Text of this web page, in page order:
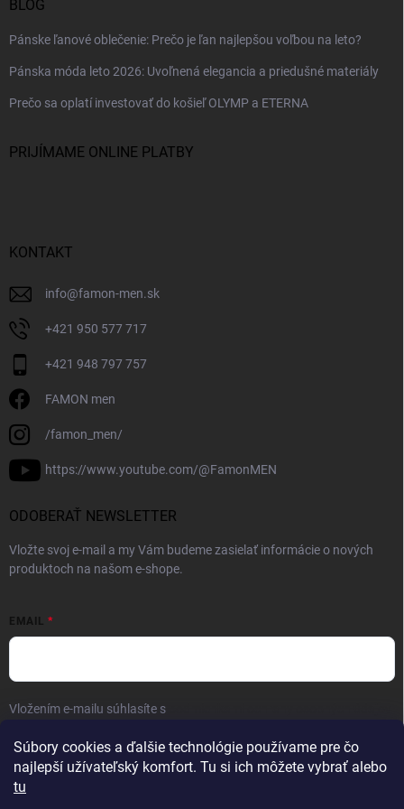
Súbory cookies a ďalšie technológie používame pre čo
najlepší užívateľský komfort. Tu si ich môžete vybrať alebo
tu
BLOG
Pánske ľanové oblečenie: Prečo je ľan najlepšou voľbou na leto?
Pánska móda leto 2026: Uvoľnená elegancia a priedušné materiály
Prečo sa oplatí investovať do košieľ OLYMP a ETERNA
PRIJÍMAME ONLINE PLATBY
KONTAKT
info@famon-men.sk
+421 950 577 717
+421 948 797 757
FAMON men
/famon_men/
https://www.youtube.com/@FamonMEN
ODOBERAŤ NEWSLETTER
Vložte svoj e-mail a my Vám budeme zasielať informácie o nových
produktoch na našom e-shope.
EMAIL
Vložením e-mailu súhlasíte s
Prihlásiť sa